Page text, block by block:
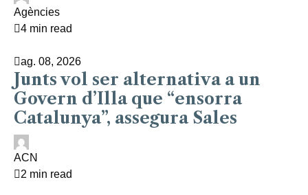
Agències
4 min read
ag. 08, 2026
Junts vol ser alternativa a un
Govern d’Illa que “ensorra
Catalunya”, assegura Sales
ACN
2 min read